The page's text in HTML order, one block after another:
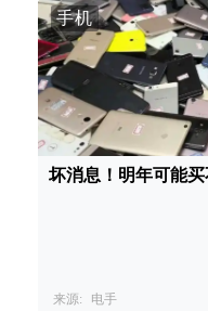
手机
坏消息！明年可能
来源: 电手